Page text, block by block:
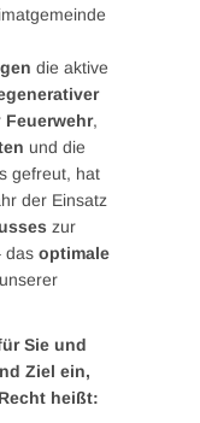
die aktive
Feuerwehr,
und die
gefreut, hat
der Einsatz
zur
das optimale
Sie und
Ziel ein,
heißt: